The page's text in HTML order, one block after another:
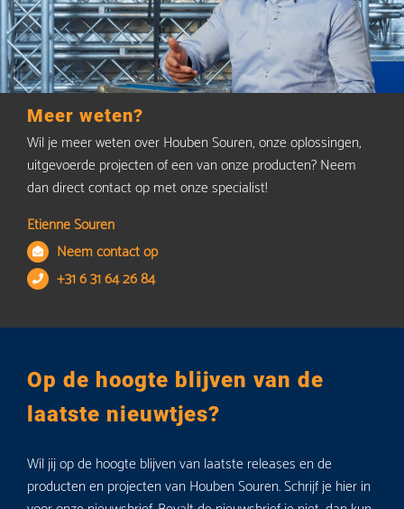
Meer weten?
Wil je meer weten over Houben Souren, onze oplossingen,
uitgevoerde projecten of een van onze producten? Neem
dan direct contact op met onze specialist!
Etienne Souren
Neem contact op
+31 6 31 64 26 84
Op de hoogte blijven van de
laatste nieuwtjes?
Wil jij op de hoogte blijven van laatste releases en de
producten en projecten van Houben Souren. Schrijf je hier in